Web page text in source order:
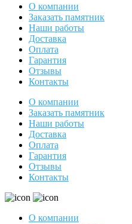
О компании
Заказать памятник
Наши работы
Доставка
Оплата
Гарантия
Отзывы
Контакты
О компании
Заказать памятник
Наши работы
Доставка
Оплата
Гарантия
Отзывы
Контакты
О компании